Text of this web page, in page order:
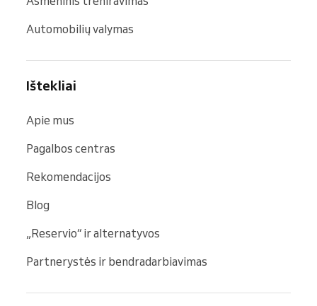
Automobilių valymas
Ištekliai
Apie mus
Pagalbos centras
Rekomendacijos
Blog
„Reservio“ ir alternatyvos
Partnerystės ir bendradarbiavimas